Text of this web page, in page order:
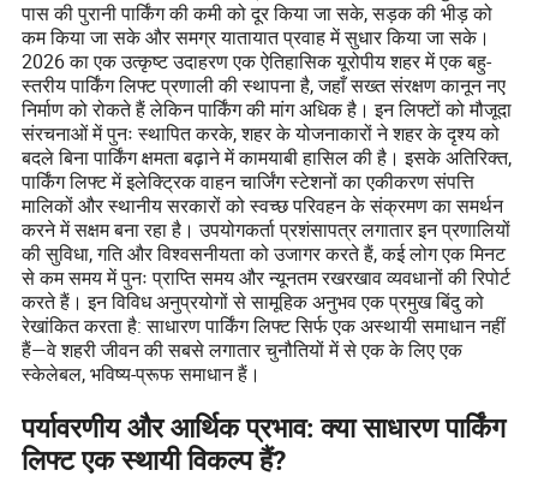
पास की पुरानी पार्किंग की कमी को दूर किया जा सके, सड़क की भीड़ को
कम किया जा सके और समग्र यातायात प्रवाह में सुधार किया जा सके।
2026 का एक उत्कृष्ट उदाहरण एक ऐतिहासिक यूरोपीय शहर में एक बहु-
स्तरीय पार्किंग लिफ्ट प्रणाली की स्थापना है, जहाँ सख्त संरक्षण कानून नए
निर्माण को रोकते हैं लेकिन पार्किंग की मांग अधिक है। इन लिफ्टों को मौजूदा
संरचनाओं में पुनः स्थापित करके, शहर के योजनाकारों ने शहर के दृश्य को
बदले बिना पार्किंग क्षमता बढ़ाने में कामयाबी हासिल की है। इसके अतिरिक्त,
पार्किंग लिफ्ट में इलेक्ट्रिक वाहन चार्जिंग स्टेशनों का एकीकरण संपत्ति
मालिकों और स्थानीय सरकारों को स्वच्छ परिवहन के संक्रमण का समर्थन
करने में सक्षम बना रहा है। उपयोगकर्ता प्रशंसापत्र लगातार इन प्रणालियों
की सुविधा, गति और विश्वसनीयता को उजागर करते हैं, कई लोग एक मिनट
से कम समय में पुनः प्राप्ति समय और न्यूनतम रखरखाव व्यवधानों की रिपोर्ट
करते हैं। इन विविध अनुप्रयोगों से सामूहिक अनुभव एक प्रमुख बिंदु को
रेखांकित करता है: साधारण पार्किंग लिफ्ट सिर्फ एक अस्थायी समाधान नहीं
हैं—वे शहरी जीवन की सबसे लगातार चुनौतियों में से एक के लिए एक
स्केलेबल, भविष्य-प्रूफ समाधान हैं।
पर्यावरणीय और आर्थिक प्रभाव: क्या साधारण पार्किंग
लिफ्ट एक स्थायी विकल्प हैं?